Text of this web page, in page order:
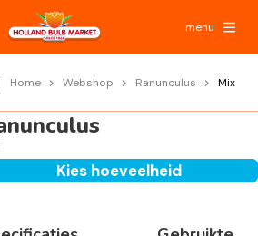
menu
Home Webshop Ranunculus Mix
Kies hoeveelheid